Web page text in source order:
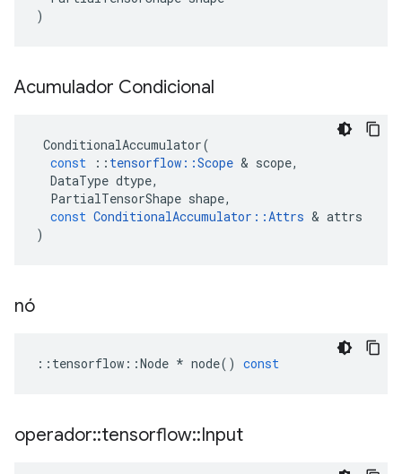
)
Acumulador Condicional
ConditionalAccumulator(
const
:: tensorflow ::Scope & scope,
DataType dtype,
PartialTensorShape shape,
const ConditionalAccumulator ::Attrs & attrs
)
nó
:: tensorflow ::Node * node() const
operador::tensorflow::Input